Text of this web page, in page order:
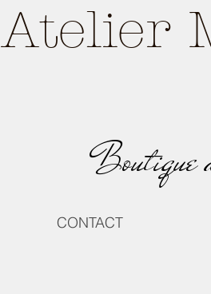
Atelier
Boutique
CONTACT